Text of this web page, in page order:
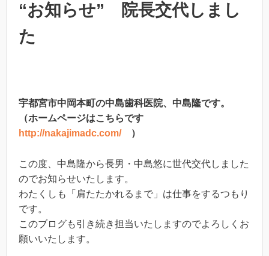
“お知らせ” 院長交代しまし
た
宇都宮市中岡本町の中島歯科医院、中島隆です。
（ホームページはこちらです
http://nakajimadc.com/）
この度、中島隆から長男・中島悠に世代交代しました
のでお知らせいたします。
わたくしも「肩たたかれるまで」は仕事をするつもり
です。
このブログも引き続き担当いたしますのでよろしくお
願いいたします。